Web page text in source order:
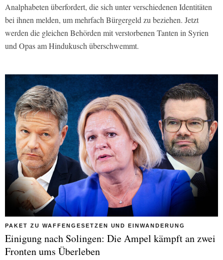
Analphabeten überfordert, die sich unter verschiedenen Identitäten
bei ihnen melden, um mehrfach Bürgergeld zu beziehen. Jetzt
werden die gleichen Behörden mit verstorbenen Tanten in Syrien
und Opas am Hindukusch überschwemmt.
PAKET ZU WAFFENGESETZEN UND EINWANDERUNG
Einigung nach Solingen: Die Ampel kämpft an zwei
Fronten ums Überleben